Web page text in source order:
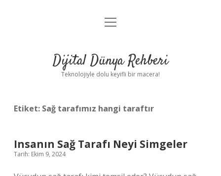
Anasayfa
Yasal Uyarı
menüyü
Dijital Dünya Rehberi
Teknolojiyle dolu keyifli bir macera!
Etiket: Sağ tarafımız hangi taraftır
Insanın Sağ Tarafı Neyi Simgeler
Tarih: Ekim 9, 2024